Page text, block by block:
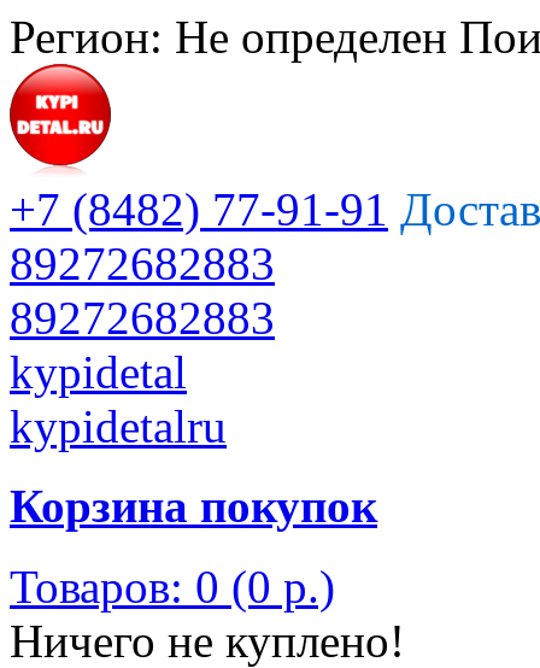
Регион: Не определен
+7 (8482) 77-91-91
89272682883
89272682883
kypidetal
kypidetalru
Корзина покупок
Товаров: 0 (0 р.)
Ничего не куплено!